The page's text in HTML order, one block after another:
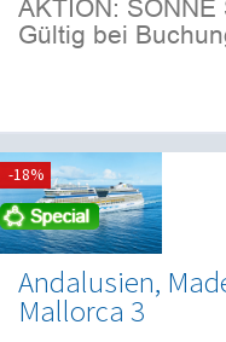
Andalusien,
Mallorca 3
-18%